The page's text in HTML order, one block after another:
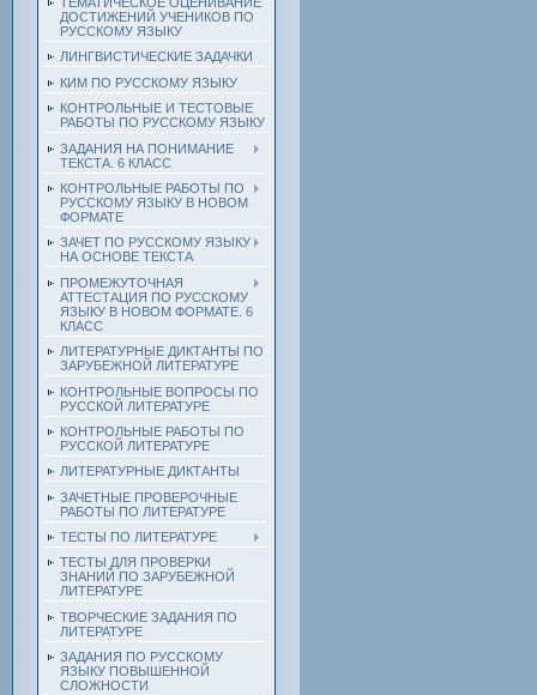
ДОСТИЖЕНИЙ УЧЕНИКОВ ПО
РУССКОМУ ЯЗЫКУ
ЛИНГВИСТИЧЕСКИЕ ЗАДАЧКИ
КИМ ПО РУССКОМУ ЯЗЫКУ
КОНТРОЛЬНЫЕ И ТЕСТОВЫЕ
РАБОТЫ ПО РУССКОМУ ЯЗЫКУ
ЗАДАНИЯ НА ПОНИМАНИЕ
ТЕКСТА. 6 КЛАСС
КОНТРОЛЬНЫЕ РАБОТЫ ПО
РУССКОМУ ЯЗЫКУ В НОВОМ
ФОРМАТЕ
ЗАЧЕТ ПО РУССКОМУ ЯЗЫКУ
НА ОСНОВЕ ТЕКСТА
ПРОМЕЖУТОЧНАЯ
АТТЕСТАЦИЯ ПО РУССКОМУ
ЯЗЫКУ В НОВОМ ФОРМАТЕ. 6
КЛАСС
ЛИТЕРАТУРНЫЕ ДИКТАНТЫ ПО
ЗАРУБЕЖНОЙ ЛИТЕРАТУРЕ
КОНТРОЛЬНЫЕ ВОПРОСЫ ПО
РУССКОЙ ЛИТЕРАТУРЕ
КОНТРОЛЬНЫЕ РАБОТЫ ПО
РУССКОЙ ЛИТЕРАТУРЕ
ЛИТЕРАТУРНЫЕ ДИКТАНТЫ
ЗАЧЕТНЫЕ ПРОВЕРОЧНЫЕ
РАБОТЫ ПО ЛИТЕРАТУРЕ
ТЕСТЫ ПО ЛИТЕРАТУРЕ
ТЕСТЫ ДЛЯ ПРОВЕРКИ
ЗНАНИЙ ПО ЗАРУБЕЖНОЙ
ЛИТЕРАТУРЕ
ТВОРЧЕСКИЕ ЗАДАНИЯ ПО
ЛИТЕРАТУРЕ
ЗАДАНИЯ ПО РУССКОМУ
ЯЗЫКУ ПОВЫШЕННОЙ
СЛОЖНОСТИ